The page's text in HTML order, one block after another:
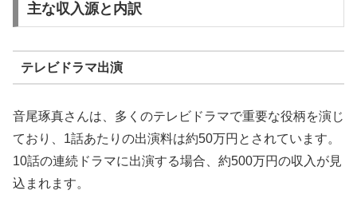
主な収入源と内訳
テレビドラマ出演
音尾琢真さんは、多くのテレビドラマで重要な役柄を演じ
ており、1話あたりの出演料は約50万円とされています。
10話の連続ドラマに出演する場合、約500万円の収入が見
込まれます。